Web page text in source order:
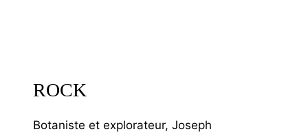
ROCK
Botaniste et explorateur, Joseph